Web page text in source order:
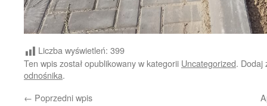
Liczba wyświetleń: 399
Ten wpis został opublikowany w kategorii Uncategorized. Dodaj
odnośnika.
← Poprzedni wpis